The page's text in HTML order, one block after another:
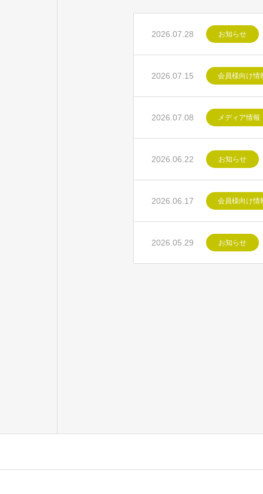
2026.07.28 お知らせ
2026.07.15 会員様向け情
2026.07.08 メディア情報
2026.06.22 お知らせ
2026.06.17 会員様向け情
2026.05.29 お知らせ